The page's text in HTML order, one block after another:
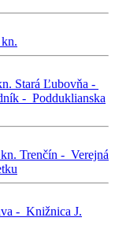
Stará Ľubovňa -
- Podduklianska
Trenčín - Verejná
- Knižnica J.